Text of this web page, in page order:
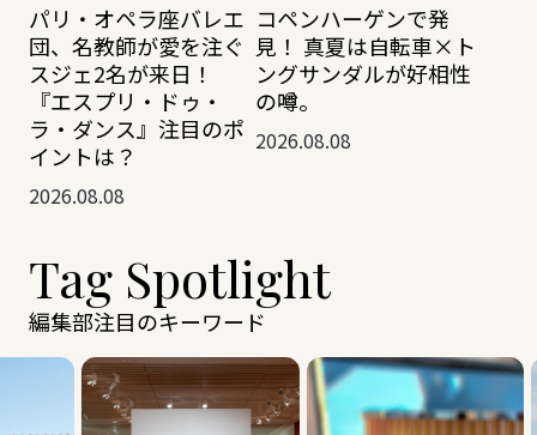
パリ・オペラ座バレエ
団、名教師が愛を注ぐ
スジェ2名が来日！
『エスプリ・ドゥ・
ラ・ダンス』注目のポ
イントは？
2026.08.08
コペンハーゲンで発
見！ 真夏は自転車×ト
ングサンダルが好相性
の噂。
2026.08.08
Tag Spotlight
編集部注目のキーワード